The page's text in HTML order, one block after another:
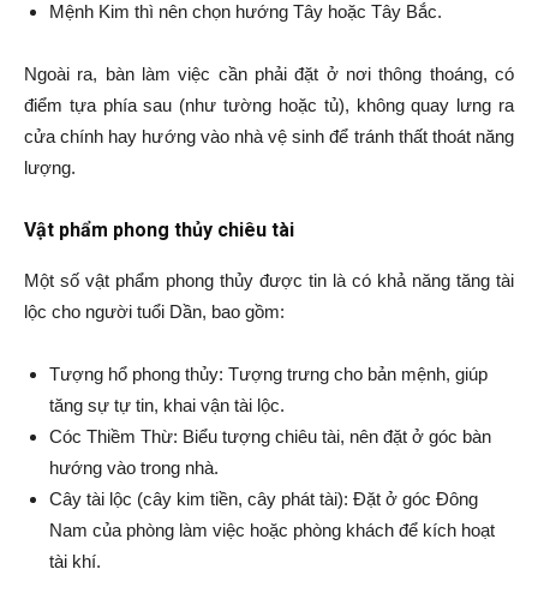
Mệnh Kim thì nên chọn hướng Tây hoặc Tây Bắc.
Ngoài ra, bàn làm việc cần phải đặt ở nơi thông thoáng, có
điểm tựa phía sau (như tường hoặc tủ), không quay lưng ra
cửa chính hay hướng vào nhà vệ sinh để tránh thất thoát năng
lượng.
Vật phẩm phong thủy chiêu tài
Một số vật phẩm phong thủy được tin là có khả năng tăng tài
lộc cho người tuổi Dần, bao gồm:
Tượng hổ phong thủy: Tượng trưng cho bản mệnh, giúp
tăng sự tự tin, khai vận tài lộc.
Cóc Thiềm Thừ: Biểu tượng chiêu tài, nên đặt ở góc bàn
hướng vào trong nhà.
Cây tài lộc (cây kim tiền, cây phát tài): Đặt ở góc Đông
Nam của phòng làm việc hoặc phòng khách để kích hoạt
tài khí.